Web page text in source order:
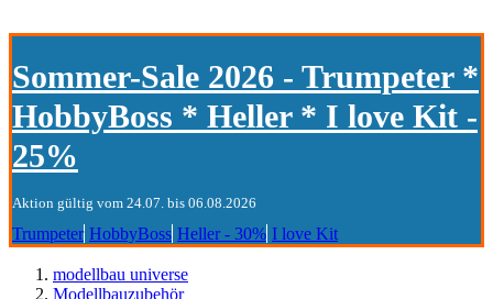
Sommer-Sale 2026 - Trumpeter *
HobbyBoss * Heller * I love Kit -
25%
Aktion gültig vom 24.07. bis 06.08.2026
Trumpeter HobbyBoss Heller - 30% I love Kit
modellbau universe
Modellbauzubehör